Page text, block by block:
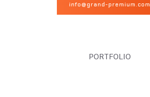
info@grand-premium.com
PORTFOLIO